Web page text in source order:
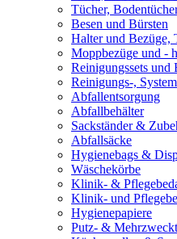
Tücher,
Besen und Bürsten
Halter und Bezüge,
Moppbezüge und -
Reinigungssets und
Reinigungs-,
Abfallentsorgung
Abfallbehälter
Sackständer &
Abfallsäcke
Hygienebags &
Wäschekörbe
Klinik- &
Klinik- und
Hygienepapiere
Putz- &